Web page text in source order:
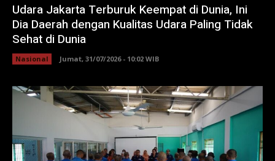
Udara Jakarta Terburuk Keempat di Dunia, Ini
Dia Daerah dengan Kualitas Udara Paling Tidak
Sehat di Dunia
Nasional Jumat, 31/07/2026 - 10:02 WIB